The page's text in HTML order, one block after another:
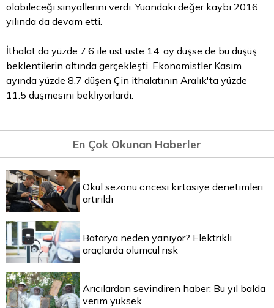
olabileceği sinyallerini verdi. Yuandaki değer kaybı 2016
yılında da devam etti.
İthalat da yüzde 7.6 ile üst üste 14. ay düşse de bu düşüş
beklentilerin altında gerçekleşti. Ekonomistler Kasım
ayında yüzde 8.7 düşen Çin ithalatının Aralık'ta yüzde
11.5 düşmesini bekliyorlardı.
En Çok Okunan Haberler
Okul sezonu öncesi kırtasiye denetimleri
artırıldı
Batarya neden yanıyor? Elektrikli
araçlarda ölümcül risk
Arıcılardan sevindiren haber: Bu yıl balda
verim yüksek